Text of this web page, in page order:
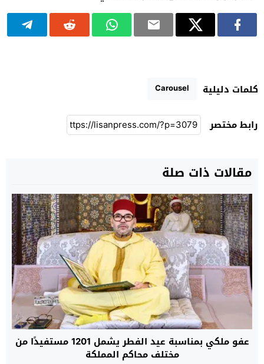
كلمات دليلية Carousel
رابط مختصر
مقالات ذات صلة
عفو ملكي بمناسبة عيد الفطر يشمل 1201 مستفيدًا من
مختلف محاكم المملكة